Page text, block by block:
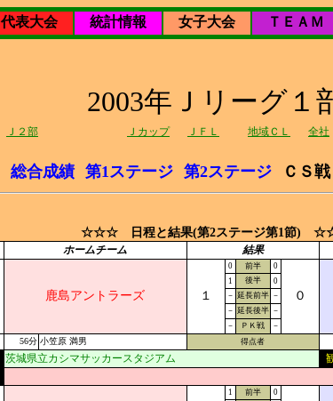
代表大会 統計情報 女子大会 ＴＥＡＭ
2003年Ｊリーグ１
Ｊ２部 Ｊカップ ＪＦＬ 地域ＣＬ 全社
総合成績 第1ステージ 第2ステージ ＣＳ戦
☆☆☆ 日程と結果(第2ステージ第1節)
ホームチーム 結果
鹿島アントラーズ １
0 前半 0
０
1 後半
0
－ 延長前半 －
－ 延長後半 －
－
ＰＫ戦 －
56分 小笠原 満男 得点者
茨城県立カシマサッカースタジアム
1 前半 0